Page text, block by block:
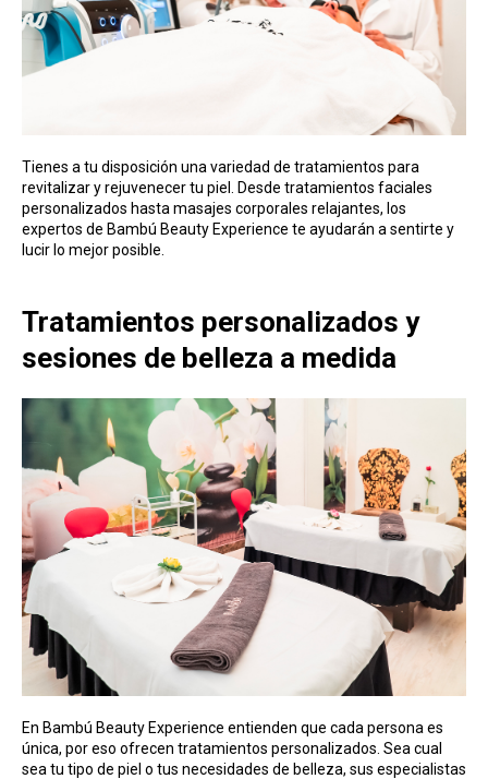
Tienes a tu disposición una variedad de tratamientos para
revitalizar y rejuvenecer tu piel. Desde tratamientos faciales
personalizados hasta masajes corporales relajantes, los
expertos de Bambú Beauty Experience te ayudarán a sentirte y
lucir lo mejor posible.
Tratamientos personalizados y
sesiones de belleza a medida
En Bambú Beauty Experience entienden que cada persona es
única, por eso ofrecen tratamientos personalizados. Sea cual
sea tu tipo de piel o tus necesidades de belleza, sus especialistas